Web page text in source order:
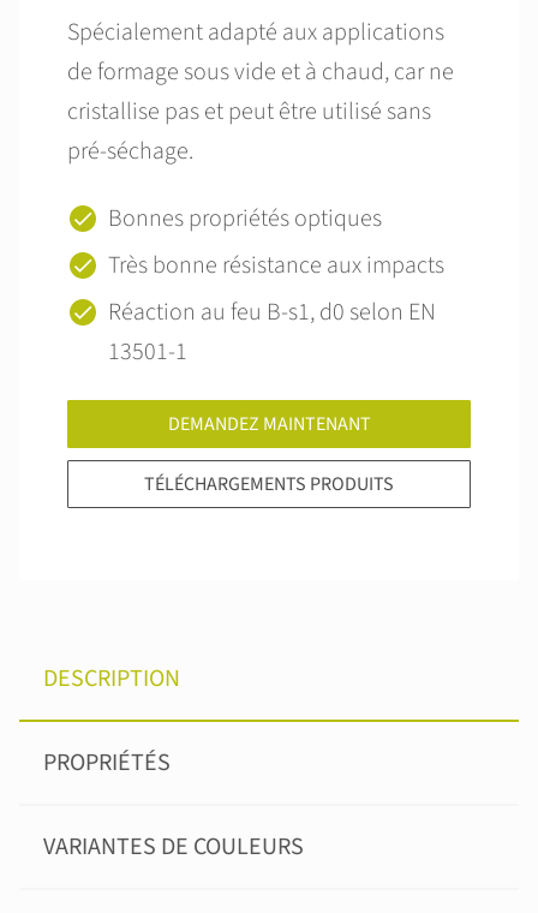
Spécialement adapté aux applications
de formage sous vide et à chaud, car ne
cristallise pas et peut être utilisé sans
pré-séchage.
Bonnes propriétés optiques
Très bonne résistance aux impacts
Réaction au feu B-s1, d0 selon EN
13501-1
DEMANDEZ MAINTENANT
TÉLÉCHARGEMENTS PRODUITS
DESCRIPTION
PROPRIÉTÉS
VARIANTES DE COULEURS